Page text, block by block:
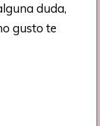
duda,
gusto te